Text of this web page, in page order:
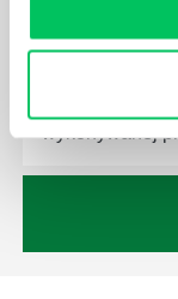
zgodnie z
Ich